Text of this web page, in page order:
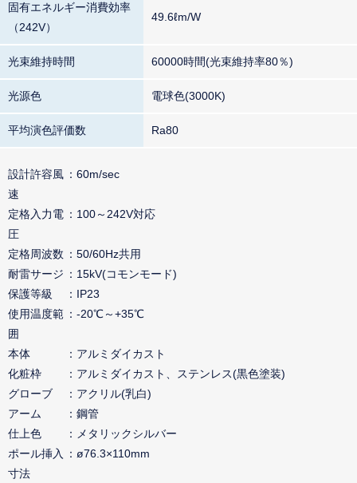
固有エネルギー消費効率
（242V）
49.6ℓm/W
光束維持時間 60000時間(光束維持率80％)
光源色 電球色(3000K)
平均演色評価数 Ra80
設計許容風
速
60m/sec
定格入力電
圧
100～242V対応
定格周波数
50/60Hz共用
耐雷サージ
15kV(コモンモード)
保護等級
IP23
使用温度範
囲
-20℃～+35℃
本体
アルミダイカスト
化粧枠
アルミダイカスト、ステンレス(黒色塗装)
グローブ
アクリル(乳白)
アーム
鋼管
仕上色
メタリックシルバー
ポール挿入
寸法
ø76.3×110mm